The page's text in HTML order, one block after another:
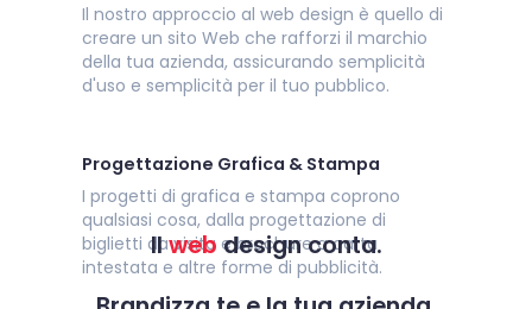
Il nostro approccio al web design è quello di
creare un sito Web che rafforzi il marchio
della tua azienda, assicurando semplicità
d'uso e semplicità per il tuo pubblico.
Progettazione Grafica & Stampa
I progetti di grafica e stampa coprono
qualsiasi cosa, dalla progettazione di
biglietti da visita e brochure a carta
intestata e altre forme di pubblicità.
Ilwebdesign conta.